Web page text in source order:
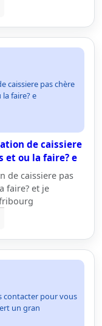
caissiere pas chère
faire? e
de caissiere
et ou la faire? e
de caissiere pas
faire? et je
contacter pour vous
un gran